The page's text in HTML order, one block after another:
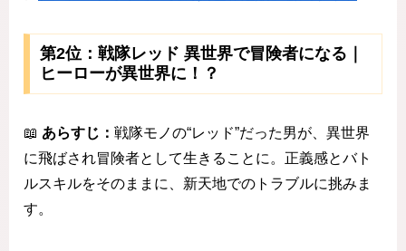
第2位：戦隊レッド 異世界で冒険者になる｜
ヒーローが異世界に！？
📖 あらすじ： 戦隊モノの“レッド”だった男が、異世界
に飛ばされ冒険者として生きることに。正義感とバト
ルスキルをそのままに、新天地でのトラブルに挑みま
す。